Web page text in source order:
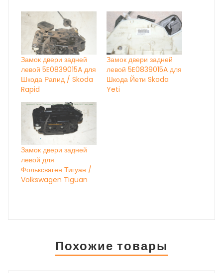
Замок двери задней
левой 5E0839015A для
Шкода Рапид / Skoda
Rapid
Замок двери задней
левой 5E0839015A для
Шкода Йети Skoda
Yeti
Замок двери задней
левой для
Фольксваген Тигуан /
Volkswagen Tiguan
Похожие товары